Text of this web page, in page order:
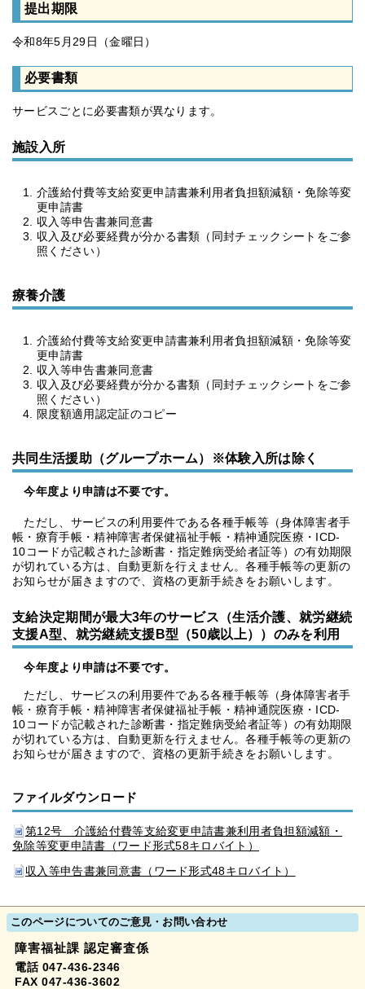
提出期限
令和8年5月29日（金曜日）
必要書類
サービスごとに必要書類が異なります。
施設入所
介護給付費等支給変更申請書兼利用者負担額減額・免除等変
更申請書
収入等申告書兼同意書
収入及び必要経費が分かる書類（同封チェックシートをご参
照ください）
療養介護
介護給付費等支給変更申請書兼利用者負担額減額・免除等変
更申請書
収入等申告書兼同意書
収入及び必要経費が分かる書類（同封チェックシートをご参
照ください）
限度額適用認定証のコピー
共同生活援助（グループホーム）※体験入所は除く
今年度より申請は不要です。
ただし、サービスの利用要件である各種手帳等（身体障害者手
帳・療育手帳・精神障害者保健福祉手帳・精神通院医療・ICD-
10コードが記載された診断書・指定難病受給者証等）の有効期限
が切れている方は、自動更新を行えません。各種手帳等の更新の
お知らせが届きますので、資格の更新手続きをお願いします。
支給決定期間が最大3年のサービス（生活介護、就労継続
支援A型、就労継続支援B型（50歳以上））のみを利用
今年度より申請は不要です。
ただし、サービスの利用要件である各種手帳等（身体障害者手
帳・療育手帳・精神障害者保健福祉手帳・精神通院医療・ICD-
10コードが記載された診断書・指定難病受給者証等）の有効期限
が切れている方は、自動更新を行えません。各種手帳等の更新の
お知らせが届きますので、資格の更新手続きをお願いします。
ファイルダウンロード
第12号 介護給付費等支給変更申請書兼利用者負担額減額・
免除等変更申請書（ワード形式58キロバイト）
収入等申告書兼同意書（ワード形式48キロバイト）
このページについてのご意見・お問い合わせ
障害福祉課 認定審査係
電話 047-436-2346
FAX 047-436-3602